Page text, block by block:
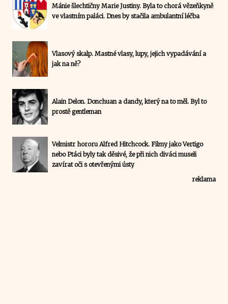
Mánie šlechtičny Marie Justiny. Byla to chorá vězeňkyně
ve vlastním paláci. Dnes by stačila ambulantní léčba
Vlasový skalp. Mastné vlasy, lupy, jejich vypadávání a
jak na ně?
Alain Delon. Donchuan a dandy, který na to měl. Byl to
prostě gentleman
Velmistr hororu Alfred Hitchcock. Filmy jako Vertigo
nebo Ptáci byly tak děsivé, že při nich diváci museli
zavírat oči s otevřenými ústy
reklama